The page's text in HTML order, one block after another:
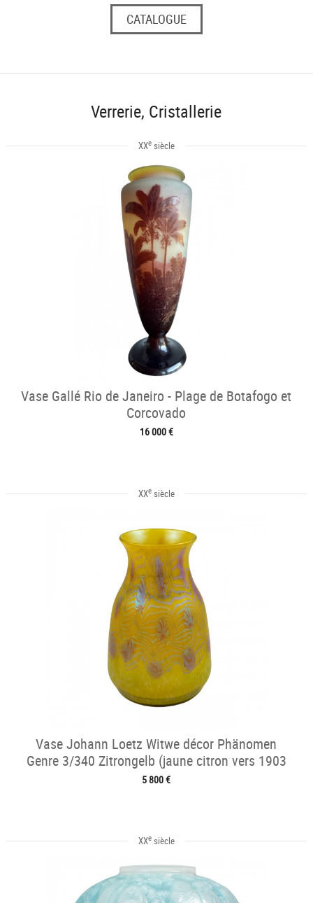
CATALOGUE
Verrerie, Cristallerie
XXesiècle
Vase Gallé Rio de Janeiro - Plage de Botafogo et
Corcovado
16 000 €
XXesiècle
Vase Johann Loetz Witwe décor Phänomen
Genre 3/340 Zitrongelb (jaune citron vers 1903
5 800 €
XXesiècle